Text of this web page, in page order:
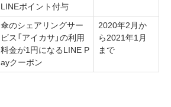
LINEポイント付与
傘のシェアリングサー
ビス「アイカサ」の利用
料金が1円になるLINE P
ayクーポン
2020年2月か
ら2021年1月
まで